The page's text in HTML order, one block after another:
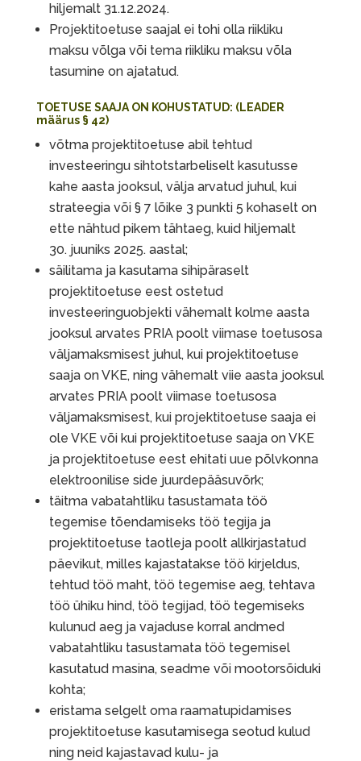
hiljemalt 31.12.2024.
Projektitoetuse saajal ei tohi olla riikliku
maksu võlga või tema riikliku maksu võla
tasumine on ajatatud.
TOETUSE SAAJA ON KOHUSTATUD: (LEADER
määrus § 42)
võtma projektitoetuse abil tehtud
investeeringu sihtotstarbeliselt kasutusse
kahe aasta jooksul, välja arvatud juhul, kui
strateegia või § 7 lõike 3 punkti 5 kohaselt on
ette nähtud pikem tähtaeg, kuid hiljemalt
30. juuniks 2025. aastal;
säilitama ja kasutama sihipäraselt
projektitoetuse eest ostetud
investeeringuobjekti vähemalt kolme aasta
jooksul arvates PRIA poolt viimase toetusosa
väljamaksmisest juhul, kui projektitoetuse
saaja on VKE, ning vähemalt viie aasta jooksul
arvates PRIA poolt viimase toetusosa
väljamaksmisest, kui projektitoetuse saaja ei
ole VKE või kui projektitoetuse saaja on VKE
ja projektitoetuse eest ehitati uue põlvkonna
elektroonilise side juurdepääsuvõrk;
täitma vabatahtliku tasustamata töö
tegemise tõendamiseks töö tegija ja
projektitoetuse taotleja poolt allkirjastatud
päevikut, milles kajastatakse töö kirjeldus,
tehtud töö maht, töö tegemise aeg, tehtava
töö ühiku hind, töö tegijad, töö tegemiseks
kulunud aeg ja vajaduse korral andmed
vabatahtliku tasustamata töö tegemisel
kasutatud masina, seadme või mootorsõiduki
kohta;
eristama selgelt oma raamatupidamises
projektitoetuse kasutamisega seotud kulud
ning neid kajastavad kulu- ja